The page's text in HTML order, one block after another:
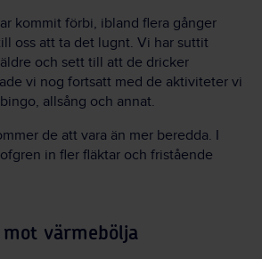
kommit förbi, ibland flera gånger
oss att ta det lugnt. Vi har suttit
och sett till att de dricker
vi nog fortsatt med de aktiviteter vi
allsång och annat.
de att vara än mer beredda. I
in fler fläktar och fristående
mot värmebölja